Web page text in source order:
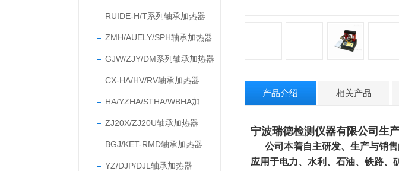
RUIDE-H/T系列轴承加热器
ZMH/AUELY/SPH轴承加热器
GJW/ZJY/DM系列轴承加热器
CX-HA/HV/RV轴承加热器
ZJ20X/ZJ20U轴承加热器
BGJ/KET-RMD轴承加热器
YZ/DJP/DJL轴承加热器
产品介绍 相关产品
宁波瑞德检测仪器有限公司生
公司本着自主研发、生产与销
应用于电力、水利、石油、铁路、